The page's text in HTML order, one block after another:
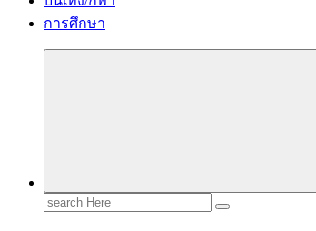
การศึกษา
Search
for: